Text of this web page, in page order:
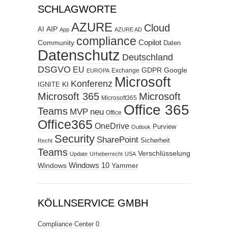
SCHLAGWORTE
AI AIP App AZURE AZURE AD Cloud
Community compliance Copilot Daten
Datenschutz Deutschland
DSGVO EU EUROPA Exchange GDPR Google
IGNITE KI Konferenz Microsoft
Microsoft 365 Microsoft365 Microsoft
Teams MVP neu Office Office 365
Office365 OneDrive Outlook Purview
Recht Security SharePoint Sicherheit
Teams Update Urheberrecht USA Verschlüsselung
Windows Windows 10 Yammer
KÖLLNSERVICE GMBH
Compliance Center 0